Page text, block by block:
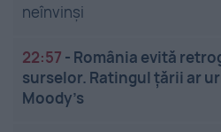
neînvinși
22:57 - România evită
surselor. Ratingul țării ar
Moody’s